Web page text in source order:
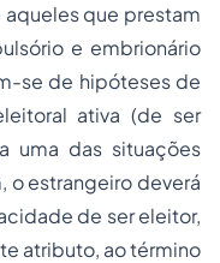
aqueles que prestam
e embrionário
se de hipóteses de
ativa (de ser
uma das situações
o estrangeiro deverá
de ser eleitor,
atributo, ao término